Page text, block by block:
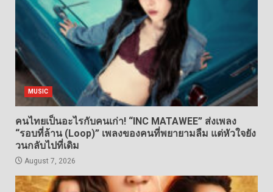
MUSIC
คนไทยเป็นอะไรกับคนเก่า! “INC MATAWEE” ส่งเพลง
“รอบที่ล้าน (Loop)” เพลงของคนที่พยายามลืม แต่หัวใจยัง
วนกลับไปที่เดิม
August 7, 2026